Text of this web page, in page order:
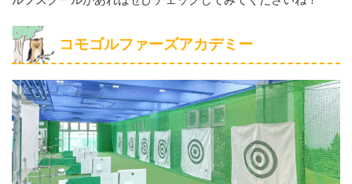
コモゴルファーズアカデミー